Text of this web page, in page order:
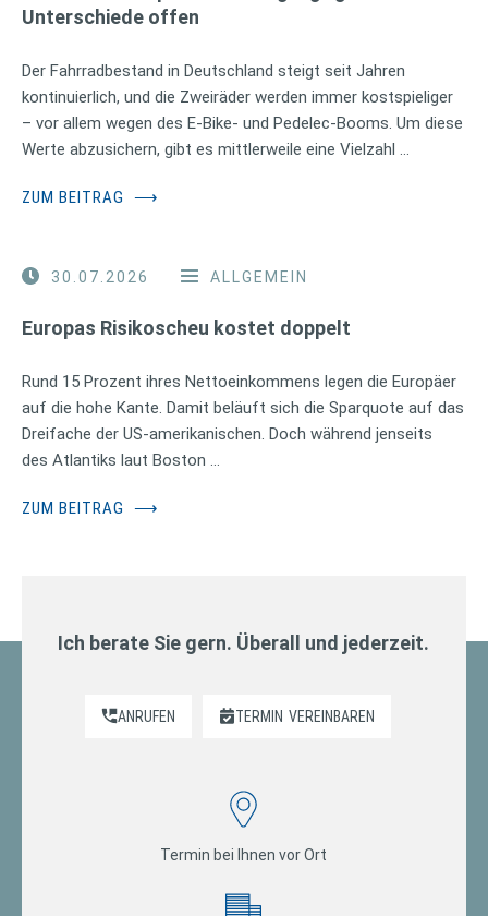
Unterschiede offen
Der Fahrradbestand in Deutschland steigt seit Jahren
kontinuierlich, und die Zweiräder werden immer kostspieliger
– vor allem wegen des E-Bike- und Pedelec-Booms. Um diese
Werte abzusichern, gibt es mittlerweile eine Vielzahl …
ZUM BEITRAG ⟶
30.07.2026 ALLGEMEIN
Europas Risikoscheu kostet doppelt
Rund 15 Prozent ihres Nettoeinkommens legen die Europäer
auf die hohe Kante. Damit beläuft sich die Sparquote auf das
Dreifache der US-amerikanischen. Doch während jenseits
des Atlantiks laut Boston …
ZUM BEITRAG ⟶
Ich berate Sie gern. Überall und jederzeit.
ANRUFEN TERMIN VEREINBAREN
Termin bei Ihnen vor Ort